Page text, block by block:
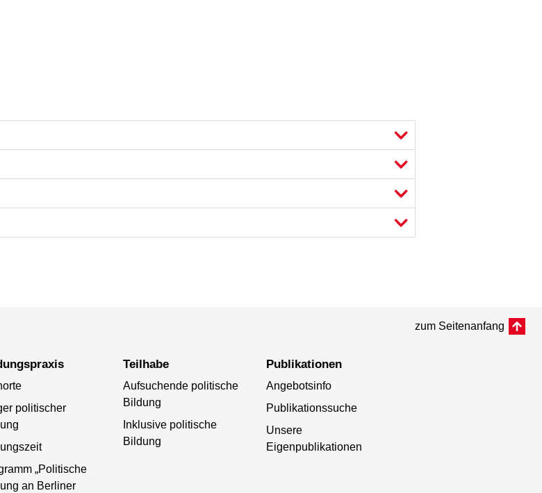
zum Seitenanfang
politischer
„Politische
an Berliner
Teilhabe
Aufsuchende politische
Bildung
Inklusive politische
Bildung
Publikationen
Angebotsinfo
Publikationssuche
Unsere
Eigenpublikationen